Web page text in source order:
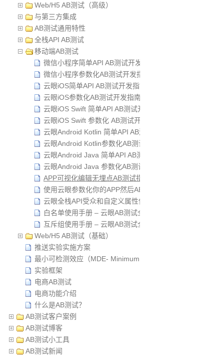
Web/H5 AB测试（高级）
与第三方集成
AB测试通用特性
全栈API AB测试
移动端AB测试
微信小程序简单API AB测试开发指南
微信小程序参数化AB测试开发指南
云眼iOS简单API AB测试开发指南
云眼iOS参数化AB测试开发指南
云眼iOS Swift 简单API AB测试开发指南
云眼iOS Swift 参数化 AB测试开发指南
云眼Android Kotlin 简单API AB测试 使用手册
云眼Android Kotlin参数化AB测试 使用手册
云眼Android Java 简单API AB测试 使用手册
云眼Android Java 参数化AB测试 使用手册
APP可视化编辑无埋点AB测试指南
使用云眼参数化你的APP然后AB测试
云眼全栈API受众和自定义属性使用手册
白名单使用手册 – 云眼AB测试全栈API
互斥组使用手册 – 云眼AB测试全栈API
Web/H5 AB测试（基础）
推送实验实施方案
最小可检测效应（MDE- Minimum Detectable Effect）
实验框架
电商AB测试
电商功能介绍
什么是AB测试？
AB测试客户案例
AB测试博客
AB测试小工具
AB测试新闻